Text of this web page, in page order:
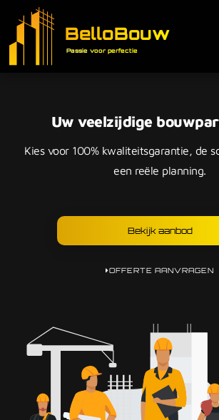
BelloBouw
Passie voor perfectie
Uw veelzijdige
Kies voor 100% kwaliteitsgarantie, de
een reële planning.
Bekijk aanbod
OFFERTE AANVRAGEN